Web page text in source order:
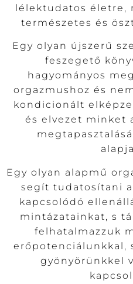
lélektudatos életre,
természetes és
Egy olyan újszerű
feszegető
hagyományos
orgazmushoz és
kondicionált
és elvezet minket
Egy olyan alapmű
segít tudatosítani
kapcsolódó
mintázatainkat, s
felhatalmazzuk
erőpotenciálunkkal,
gyönyörünkkel